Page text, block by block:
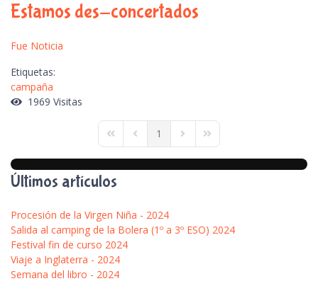
Estamos des-concertados
Fue Noticia
Etiquetas:
campaña
1969 Visitas
First PagePrevious Page
1 Next PageLast Page
Últimos artículos
Procesión de la Virgen Niña - 2024
Salida al camping de la Bolera (1º a 3º ESO) 2024
Festival fin de curso 2024
Viaje a Inglaterra - 2024
Semana del libro - 2024